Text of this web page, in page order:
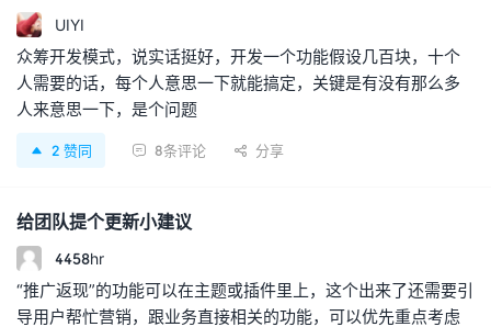
UIYI
众筹开发模式，说实话挺好，开发一个功能假设几百块，十个
人需要的话，每个人意思一下就能搞定，关键是有没有那么多
人来意思一下，是个问题
 2 赞同  8条评论  分享
给团队提个更新小建议
4458hr
“推广返现”的功能可以在主题或插件里上，这个出来了还需要引
导用户帮忙营销，跟业务直接相关的功能，可以优先重点考虑